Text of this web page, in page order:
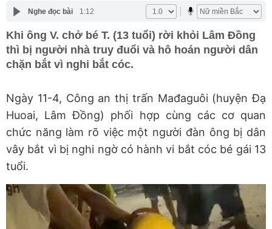
Nghe đọc bài 1:12
Khi ông V. chở bé T. (13 tuổi) rời khỏi Lâm Đồng
thì bị người nhà truy đuổi và hô hoán người dân
chặn bắt vì nghi bắt cóc.
Ngày 11-4, Công an thị trấn Mađaguôi (huyện Đạ
Huoai, Lâm Đồng) phối hợp cùng các cơ quan
chức năng làm rõ việc một người đàn ông bị dân
vây bắt vì bị nghi ngờ có hành vi bắt cóc bé gái 13
tuổi.